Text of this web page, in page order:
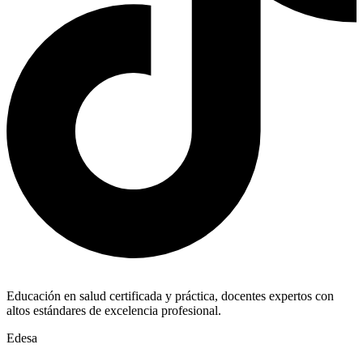
Educación en salud certificada y práctica, docentes expertos con
altos estándares de excelencia profesional.
Edesa